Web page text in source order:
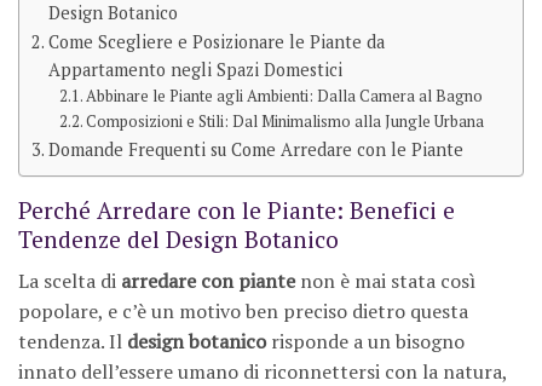
Design Botanico
Come Scegliere e Posizionare le Piante da
Appartamento negli Spazi Domestici
Abbinare le Piante agli Ambienti: Dalla Camera al Bagno
Composizioni e Stili: Dal Minimalismo alla Jungle Urbana
Domande Frequenti su Come Arredare con le Piante
Perché Arredare con le Piante: Benefici e
Tendenze del Design Botanico
La scelta di arredare con piantenon è mai stata così
popolare, e c’è un motivo ben preciso dietro questa
tendenza. Il design botanicorisponde a un bisogno
innato dell’essere umano di riconnettersi con la natura,